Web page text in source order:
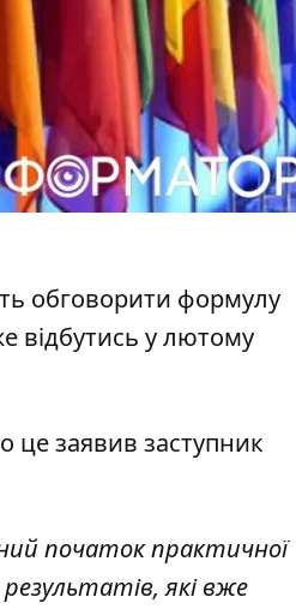
обговорити формулу
відбутись у лютому
це заявив заступник
початок практичної
результатів, які вже